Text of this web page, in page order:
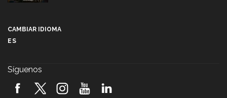
2026! (video)
CAMBIAR IDIOMA
ES
Síguenos